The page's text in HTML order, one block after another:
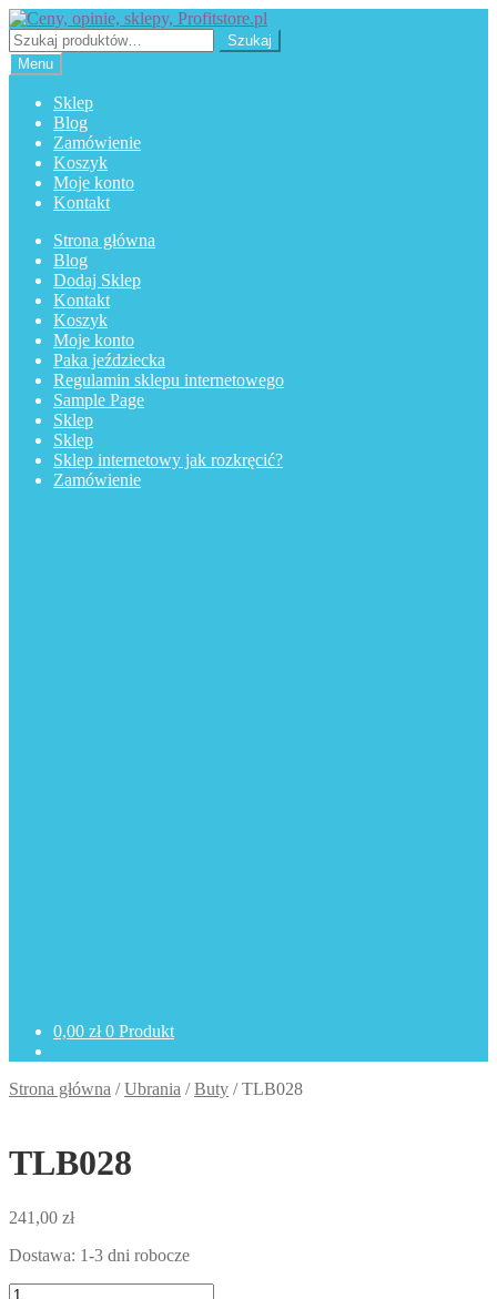
Przejdź
do
nawigacji
Przejdź
do
treści
Szukaj:
Szukaj
Menu
Sklep
Blog
Zamówienie
Koszyk
Moje konto
Kontakt
Strona główna
Blog
Dodaj Sklep
Kontakt
Koszyk
Moje konto
Paka jeździecka
Regulamin sklepu internetowego
Sample Page
Sklep
Sklep
Sklep internetowy jak rozkręcić?
Zamówienie
0,00 zł 0 Produkt
Strona główna /Ubrania /Buty /TLB028
TLB028
241,00 zł
Dostawa: 1-3 dni robocze
ilość